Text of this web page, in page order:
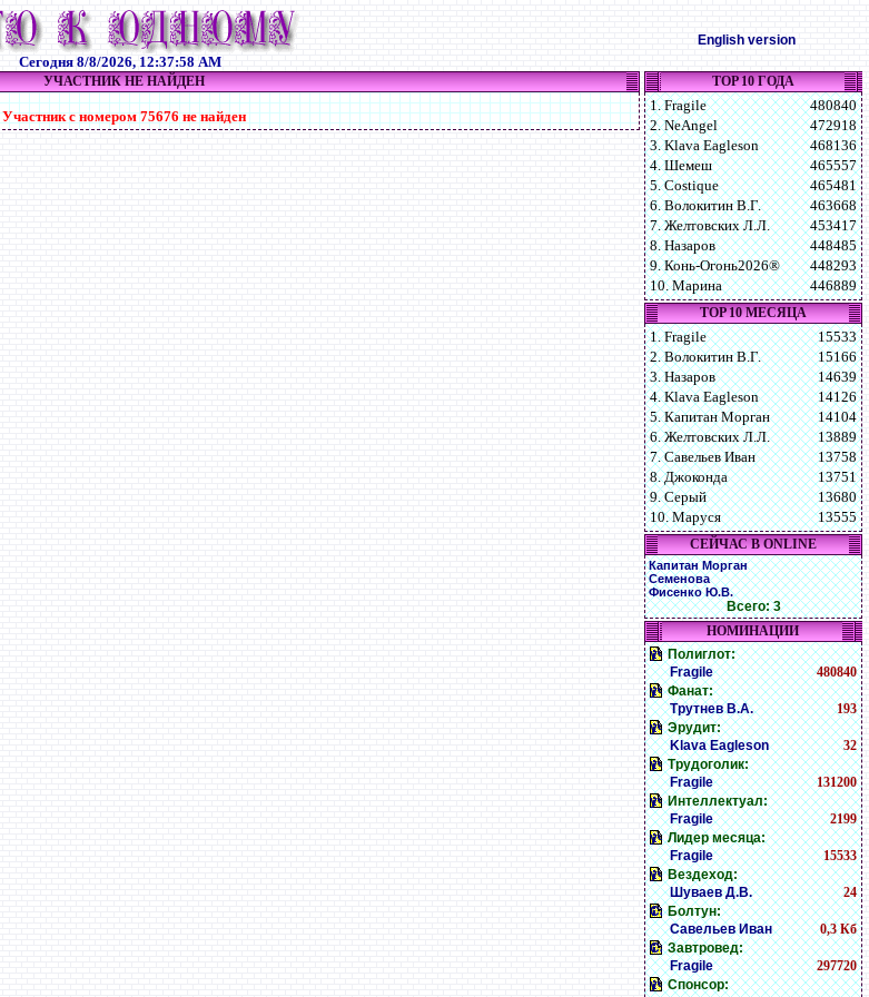
Сегодня 8/8/2026, 12:37:58 AM
English version
УЧАСТНИК НЕ НАЙДЕН
Участник с номером 75676 не найден
TOP 10 ГОДА
1. Fragile
480840
2. NeAngel
472918
3. Klava Eagleson
468136
4. Шемеш
465557
5. Costique
465481
6. Волокитин В.Г.
463668
7. Желтовских Л.Л.
453417
8. Назаров
448485
9. Конь-Огонь2026®
448293
10. Марина
446889
TOP 10 МЕСЯЦА
1. Fragile
15533
2. Волокитин В.Г.
15166
3. Назаров
14639
4. Klava Eagleson
14126
5. Капитан Морган
14104
6. Желтовских Л.Л.
13889
7. Савельев Иван
13758
8. Джоконда
13751
9. Серый
13680
10. Маруся
13555
СЕЙЧАС В ONLINE
Капитан Морган
Семенова
Фисенко Ю.В.
Всего: 3
НОМИНАЦИИ
Полиглот:
Fragile
480840
Фанат:
Трутнев В.А.
193
Эрудит:
Klava Eagleson
32
Трудоголик:
Fragile
131200
Интеллектуал:
Fragile
2199
Лидер месяца:
Fragile
15533
Вездеход:
Шуваев Д.В.
24
Болтун:
Савельев Иван
0,3 Кб
Завтровед:
Fragile
297720
Спонсор: